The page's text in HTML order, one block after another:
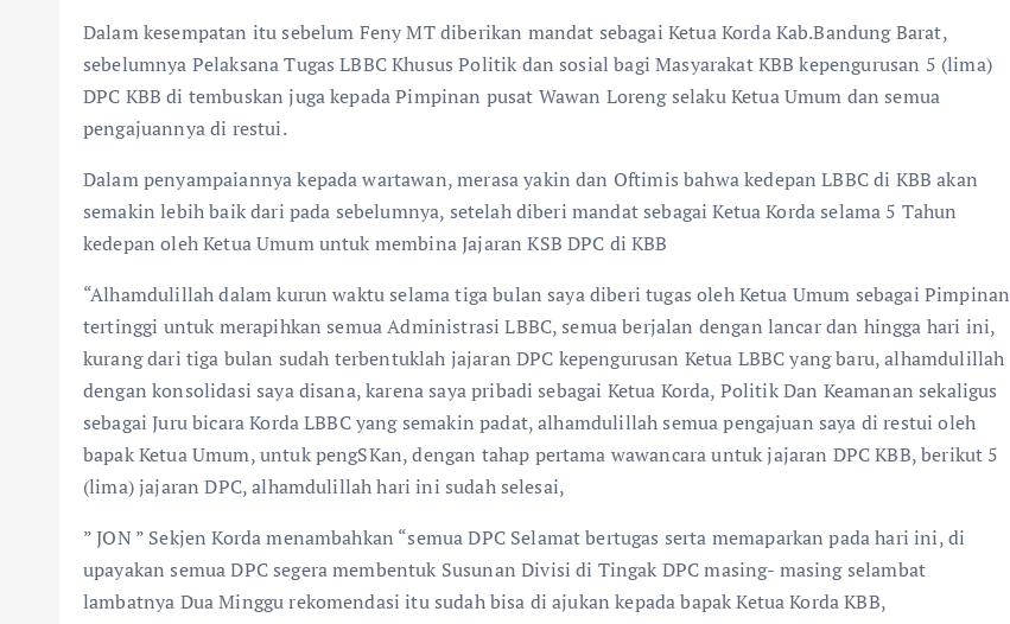
Dalam kesempatan itu sebelum Feny MT diberikan mandat sebagai Ketua Korda Kab.Bandung Barat,
sebelumnya Pelaksana Tugas LBBC Khusus Politik dan sosial bagi Masyarakat KBB kepengurusan 5 (lima)
DPC KBB di tembuskan juga kepada Pimpinan pusat Wawan Loreng selaku Ketua Umum dan semua
pengajuannya di restui.
Dalam penyampaiannya kepada wartawan, merasa yakin dan Oftimis bahwa kedepan LBBC di KBB akan
semakin lebih baik dari pada sebelumnya, setelah diberi mandat sebagai Ketua Korda selama 5 Tahun
kedepan oleh Ketua Umum untuk membina Jajaran KSB DPC di KBB
“Alhamdulillah dalam kurun waktu selama tiga bulan saya diberi tugas oleh Ketua Umum sebagai Pimpinan
tertinggi untuk merapihkan semua Administrasi LBBC, semua berjalan dengan lancar dan hingga hari ini,
kurang dari tiga bulan sudah terbentuklah jajaran DPC kepengurusan Ketua LBBC yang baru, alhamdulillah
dengan konsolidasi saya disana, karena saya pribadi sebagai Ketua Korda, Politik Dan Keamanan sekaligus
sebagai Juru bicara Korda LBBC yang semakin padat, alhamdulillah semua pengajuan saya di restui oleh
bapak Ketua Umum, untuk pengSKan, dengan tahap pertama wawancara untuk jajaran DPC KBB, berikut 5
(lima) jajaran DPC, alhamdulillah hari ini sudah selesai,
” JON ” Sekjen Korda menambahkan “semua DPC Selamat bertugas serta memaparkan pada hari ini, di
upayakan semua DPC segera membentuk Susunan Divisi di Tingak DPC masing- masing selambat
lambatnya Dua Minggu rekomendasi itu sudah bisa di ajukan kepada bapak Ketua Korda KBB,